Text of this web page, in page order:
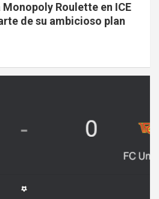
Roulette en ICE
de su ambicioso plan